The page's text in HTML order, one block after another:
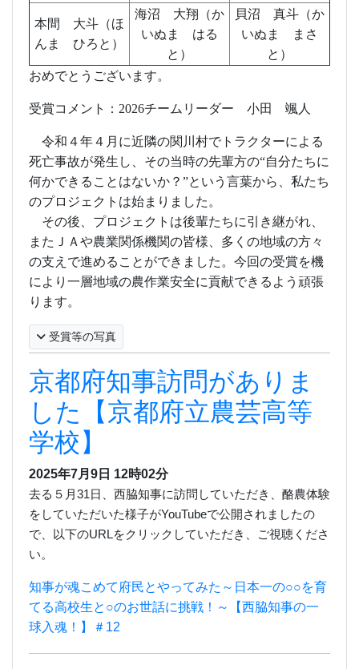
本間 大斗（ほ
んま ひろと）
海沼 大翔（か
いぬま はる
と）
貝沼 真斗（か
いぬま まさ
と）
おめでとうございます。
受賞コメント： 2026チームリーダー 小田 颯人
令和４年４月に近隣の関川村でトラクターによる
死亡事故が発生し、その当時の先輩方の“自分たちに
何かできることはないか？”という言葉から、私たち
のプロジェクトは始まりました。
その後、プロジェクトは後輩たちに引き継がれ、
またＪＡや農業関係機関の皆様、多くの地域の方々
の支えで進めることができました。今回の受賞を機
により一層地域の農作業安全に貢献できるよう頑張
ります。
受賞等の写真
京都府知事訪問がありま
した【京都府立農芸高等
学校】
2025年7月9日 12時02分
去る５月 31 日、西脇知事に訪問していただき、酪農体験
をしていただいた様子がYouTubeで公開されましたの
で、
以下のURLをクリックしていただき、ご視聴くださ
い。
知事が魂こめて府民とやってみた～日本一の○○を育
てる高校生と○のお世話に挑戦！～【西脇知事の一
球入魂！】＃12